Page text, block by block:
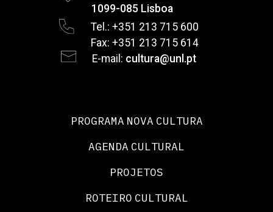
1099-085 Lisboa
Tel.: +351 213 715 600
Fax: +351 213 715 614
E-mail: cultura@unl.pt
PROGRAMA NOVA CULTURA
AGENDA CULTURAL
PROJETOS
ROTEIRO CULTURAL